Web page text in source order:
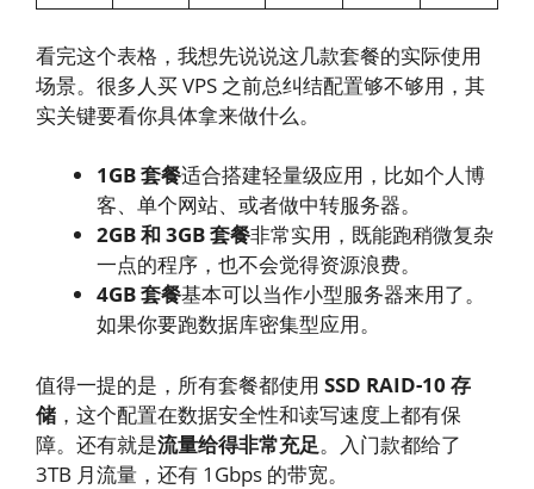
看完这个表格，我想先说说这几款套餐的实际使用
场景。很多人买 VPS 之前总纠结配置够不够用，其
实关键要看你具体拿来做什么。
1GB 套餐适合搭建轻量级应用，比如个人博
客、单个网站、或者做中转服务器。
2GB 和 3GB 套餐非常实用，既能跑稍微复杂
一点的程序，也不会觉得资源浪费。
4GB 套餐基本可以当作小型服务器来用了。
如果你要跑数据库密集型应用。
值得一提的是，所有套餐都使用 SSD RAID-10 存
储 ，这个配置在数据安全性和读写速度上都有保
障。还有就是流量给得非常充足。入门款都给了
3TB 月流量，还有 1Gbps 的带宽。